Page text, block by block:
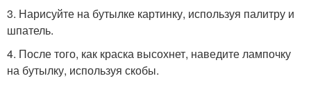
3. Нарисуйте на бутылке картинку, используя палитру и
шпатель.
4. После того, как краска высохнет, наведите лампочку
на бутылку, используя скобы.